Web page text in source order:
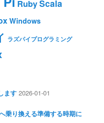
RubyScala
Windows
ラズパイプログラミング
ます 2026-01-01
乗り換える準備する時期に